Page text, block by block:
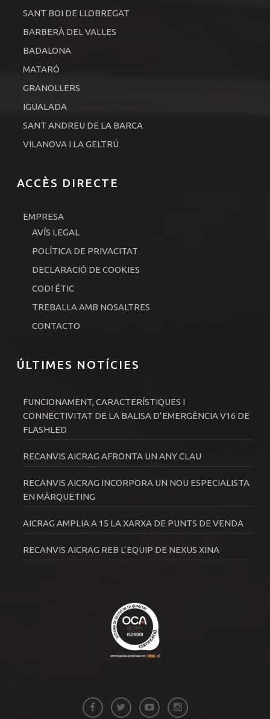
SANT BOI DE LLOBREGAT
BARBERÀ DEL VALLES
BADALONA
MATARÓ
GRANOLLERS
IGUALADA
SANT ANDREU DE LA BARCA
VILANOVA I LA GELTRÚ
ACCÈS DIRECTE
EMPRESA
AVÍS LEGAL
POLÍTICA DE PRIVACITAT
DECLARACIÓ DE COOKIES
CODI ÉTIC
TREBALLA AMB NOSALTRES
CONTACTO
ÚLTIMES NOTÍCIES
FUNCIONAMENT, CARACTERÍSTIQUES I
CONNECTIVITAT DE LA BALISA D’EMERGÈNCIA V16 DE
FLASHLED
RECANVIS AICRAG AFRONTA UN ANY CLAU
RECANVIS AICRAG INCORPORA UN NOU ESPECIALISTA
EN MÀRQUETING
AICRAG AMPLIA A 15 LA XARXA DE PUNTS DE VENDA
RECANVIS AICRAG REB L’EQUIP DE NEXUS XINA